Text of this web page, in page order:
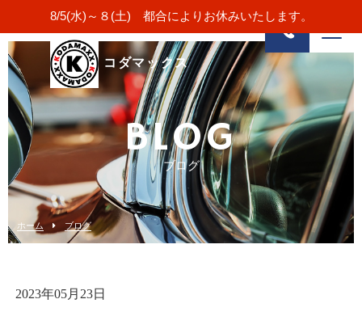
8/5(水)～８(土) 都合によりお休みいたします。
コダマックス
BLOG
ブログ
ホーム ブログ
2023年05月23日